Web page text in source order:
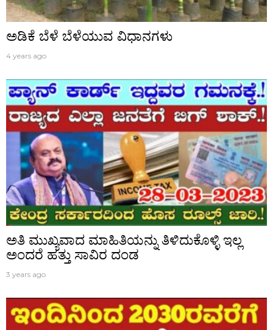
ಅಡಿಕೆ ಬೆಳೆ ಬೆಳೆಯುವ ವಿಧಾನಗಳು
4 years ago
ಅತಿ ಮುಖ್ಯವಾದ ಮಾಹಿತಿಯನ್ನು ತಿಳಿದುಕೊಳ್ಳಿ ಇಲ್ಲ
ಅಂದರೆ ಹತ್ತು ಸಾವಿರ ದಂಡ
3 years ago